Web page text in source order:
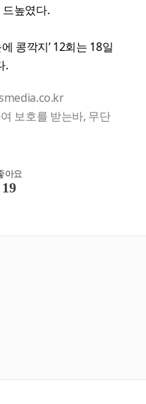
높였다.
콩깍지’ 12회는 18일
.
보호를 받는바, 무단
아요
19